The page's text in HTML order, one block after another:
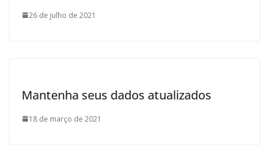
26 de julho de 2021
Mantenha seus dados atualizados
18 de março de 2021